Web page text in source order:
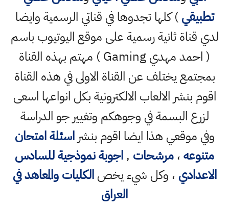
تطبيقي) كلها تجدوها في قناتي الرسمية وايضا
لدي قناة ثانية رسمية على موقع اليوتيوب باسم
( احمد مهدي Gaming ) مهتم بهذه القناة
بمجتمع يختلف عن القناة الاولى في هذه القناة
اقوم بنشر الالعاب الالكترونية بكل انواعها اسعى
لزرع البسمة في وجوهكم وتغيير جو الدراسة
وفي موقعي هذا ايضا اقوم بنشراسئلة امتحان
متنوعه،مرشحات ,اجوبة نموذجية للسادس
الاعدادي ، وكل شيء يخصالكليات والمعاهد في
العراق